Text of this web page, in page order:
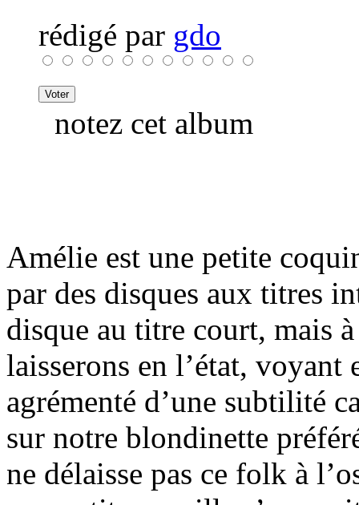
rédigé par gdo
notez cet album
Amélie est une petite
par des disques aux titres
disque au titre court, mais
laisserons en l’état,
agrémenté d’une subtilité
sur notre blondinette
ne délaisse pas ce folk à